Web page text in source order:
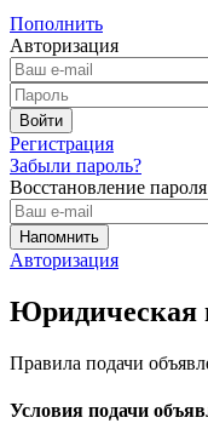
Пополнить
Авторизация
Регистрация
Забыли пароль?
Восстановление пароля
Авторизация
Юридическая
Правила подачи
Условия подачи